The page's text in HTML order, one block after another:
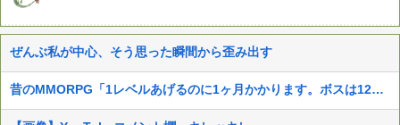
ぜんぶ私が中心、そう思った瞬間から歪み出す
昔のMMORPG「1レベルあげるのに1ヶ月かかります。ボスは12時間毎に湧いて取り合いです」